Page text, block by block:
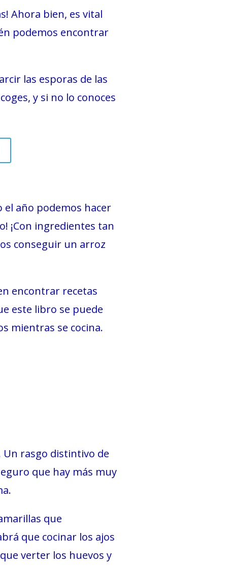
Ahora bien, es vital
podemos encontrar
las esporas de las
y si no lo conoces
el año podemos hacer
¡Con ingredientes tan
conseguir un arroz
encontrar recetas
este libro se puede
mientras se cocina.
Un rasgo distintivo de
que hay más muy
que
que cocinar los ajos
verter los huevos y